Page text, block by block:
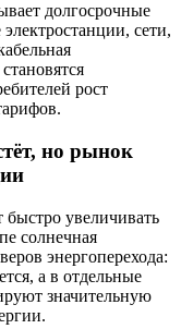
долгосрочные
сети,
рост
но рынок
быстро увеличивать
солнечная
энергоперехода:
а в отдельные
значительную